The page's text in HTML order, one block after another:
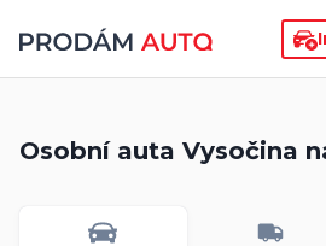
Osobní auta Vysočina